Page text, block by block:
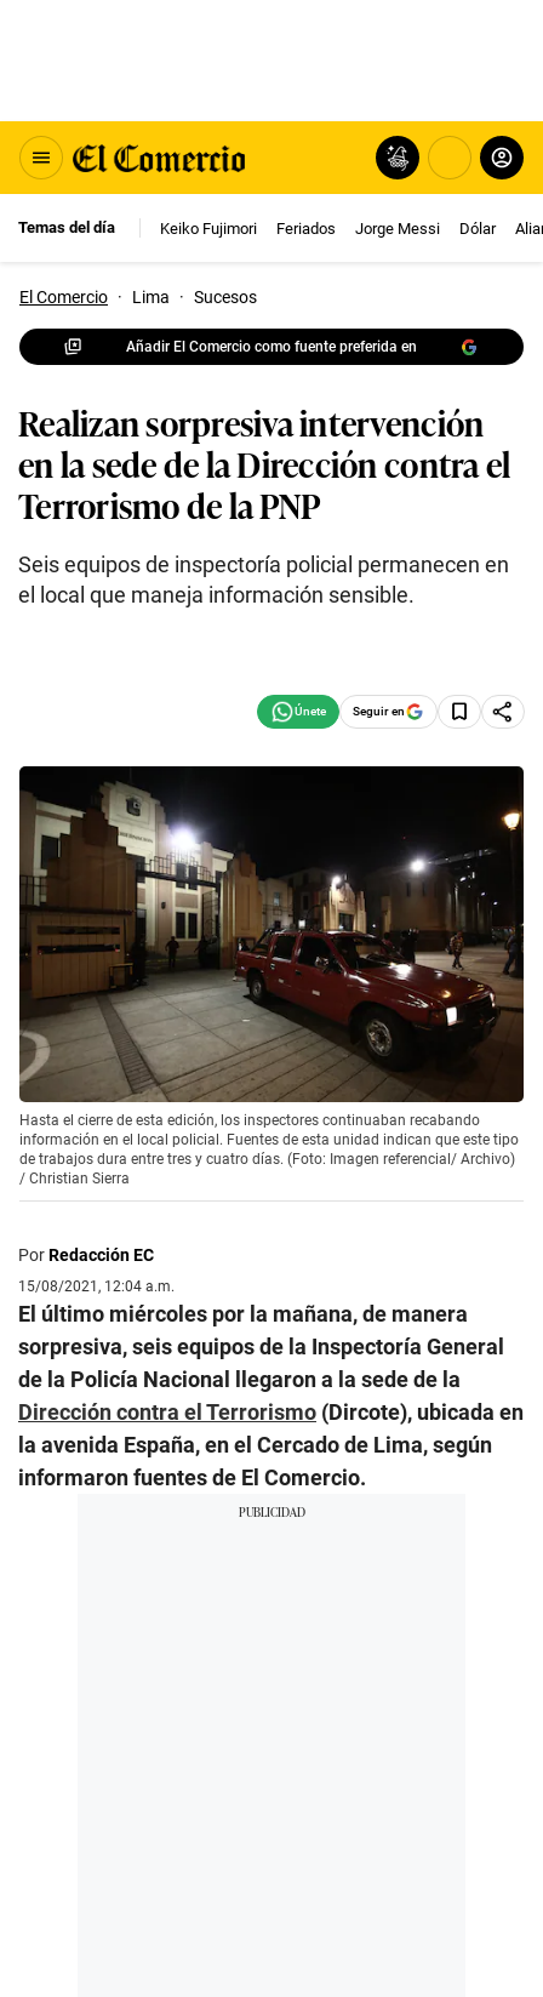
Temas del día Keiko Fujimori Feriados Jorge Messi Dólar
El Comercio · Lima · Sucesos
Añadir El Comercio como fuente preferida en
Realizan sorpresiva intervención
en la sede de la Dirección contra el
Terrorismo de la PNP
Seis equipos de inspectoría policial permanecen en
el local que maneja información sensible.
Seguir en
Hasta el cierre de esta edición, los inspectores continuaban recabando
información en el local policial. Fuentes de esta unidad indican que este tipo
de trabajos dura entre tres y cuatro días. (Foto: Imagen referencial/ Archivo)
/ Christian Sierra
PorRedacción EC
15/08/2021, 12:04 a.m.
El último miércoles por la mañana, de manera
sorpresiva, seis equipos de la Inspectoría General
de la Policía Nacional llegaron a la sede de la
Dirección contra el Terrorismo (Dircote), ubicada en
la avenida España, en el Cercado de Lima, según
informaron fuentes de El Comercio.